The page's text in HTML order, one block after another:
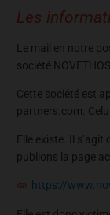
Les
Le mail en notre
société
Cette société est
partners.com.
Elle existe. Il
publions la page
https://